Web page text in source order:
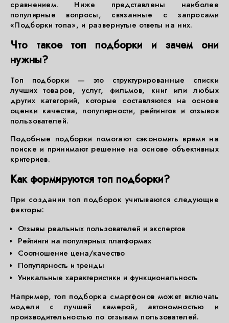
сравнением. Ниже представлены наиболее
популярные вопросы, связанные с запросами
«Подборки топа», и развернутые ответы на них.
Что такое топ подборки и зачем они
нужны?
Топ подборки — это структурированные списки
лучших товаров, услуг, фильмов, книг или любых
других категорий, которые составляются на основе
оценки качества, популярности, рейтингов и отзывов
пользователей.
Подобные подборки помогают сэкономить время на
поиске и принимают решение на основе объективных
критериев.
Как формируются топ подборки?
При создании топ подборок учитываются следующие
факторы:
Отзывы реальных пользователей и экспертов
Рейтинги на популярных платформах
Соотношение цена/качество
Популярность и тренды
Уникальные характеристики и функциональность
Например, топ подборка смартфонов может включать
модели с лучшей камерой, автономностью и
производительностью по отзывам пользователей.